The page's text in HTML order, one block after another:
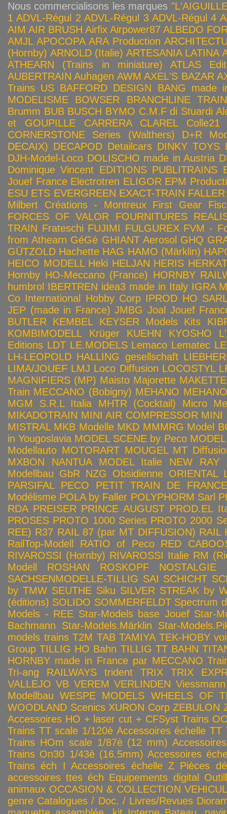
Nous commercialisons les marques
1 ADVL-Régul 2 ADVL-Régul 3 ADVL-Régul 4
AIM AIR BRUSH Airfix Airpower87 ALBEDO
AMJL APOCOPA ARA Production
(Hornby) ARNOLD (Italie) ARTESANIA LATINA
ATHEARN (Trains in miniature)
ATLAS
AUBERTRAIN Auhagen AWM AXEL'S BAZAR
Trains US BAFFORD DESIGN
BANG made
MODELISME
BOWSER
BRANCHLINE
Brumm BUB BUSCH BYMO C.M.F di Stuardi
et GOUPILLE
CARRERA CLAREL
Colle21
CORNERSTONE Series (Walthers)
D+R
DECAIX) DECAPOD Detailcars DINKY TOYS
DJH-Model-Loco DOLISCHO made in Austria
Dominique Vincent EDITIONS PUBLITRAINS
Jouef France Electrotren ELIGOR EPM
ESU ETS EVERGREEN EXACT-TRAIN FALLER
Milbert Créations - Montreux First Gear
FORCES OF VALOR
FOURNITURES
TRAIN Frateschi FUJIMI FULGUREX FVM -
from Athearn GéGé GHIANT Aerosol GHQ
GÜTZOLD Hachette HAG HAMO (Märklin)
HEICO MODELL Heki HELJAN HERIS HERKAT
Hornby HO-Meccano (France) HORNBY
humbrol IBERTREN idea3 made in Italy IGRA
Co International Hobby Corp IPROD HO
JEP (made in France) JMBG Joal Jouef
BUTLER
KEMBEL KEYSER Models Kits
KOMBIMODELL
Krüger KUEHN KYOSHO
Editions LDT LE.MODELS Lemaco Lematec
LH-LEOPOLD HALLING gesellschaft
LIMA/JOUEF LMJ Loco Diffusion LOCOSTYL
MAGNIFIERS (MP) Maisto Majorette MAKETTE
Train MECCANO (Bobigny) MEHANO
MGM S.R.L Italia
MHTR (Cocktail)
Micro
MIKADOTRAIN MINI AIR COMPRESSOR MINI
MISTRAL MKB Modelle MKD MMMRG Model
in Yougoslavia MODEL SCENE by Peco
Modellauto MOTORART MOUGEL MT
MXBON
NANTUA MODEL Italie NEW RAY
Modellbau GbR NZG Obsidienne ORIENTAL
PARSIFAL
PECO
PETIT TRAIN DE FRANCE
Modélisme POLA by Faller POLYPHORM Sarl
RDA PREISER PRINCE AUGUST PROD.EL
PROSES PROTO 1000 Series PROTO 2000
REE) R37 RAIL 87 (par MT DIFFUSION) RAIL
RailTop-Modell
RATIO of Peco
RED
RIVAROSSI (Hornby) RIVAROSSI Italie RM
Modell
ROSHAN ROSKOPF NOSTALGIE
SACHSENMODELLE-TILLIG SAI SCHICHT
by TMW SEUTHE Siku SILVER STREAK by
(éditions) SOLIDO SOMMERFELDT Spectrum
Models - REE Star-Models base Jouef Star-
Bachmann
Star-Models.Märklin
Star-
models trains T2M TAB TAMIYA TEK-HOBY
Group TILLIG HO Bahn TILLIG TT BAHN
HORNBY made in France par MECCANO
Tri-ang RAILWAYS
trident TRIX
TRIX
VALLEJO VB VEREM VERLINDEN Viessmann
Modellbau WESPE MODELS WHEELS OF
WOODLAND Scenics XURON Corp ZEBULON
Accessoires HO + laser cut + CFSyst Trains
Trains TT scale 1/120è Accessoires échelle TT
Trains HOm scale 1/87è (12 mm)
Trains On30 1/43è (16.5mm) Accessoires
Trains éch I Accessoires échelle Z Pièces
accessoires ttes éch Equipements digital
animaux OCCASION & COLLECTION
genre Catalogues / Doc. / Livres/Revues